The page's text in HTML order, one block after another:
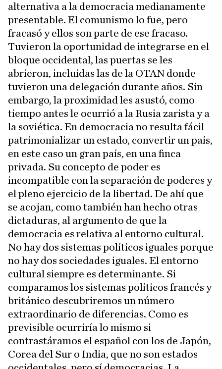
alternativa a la democracia medianamente
presentable. El comunismo lo fue, pero
fracasó y ellos son parte de ese fracaso.
Tuvieron la oportunidad de integrarse en el
bloque occidental, las puertas se les
abrieron, incluidas las de la OTAN donde
tuvieron una delegación durante años. Sin
embargo, la proximidad les asustó, como
tiempo antes le ocurrió a la Rusia zarista y a
la soviética. En democracia no resulta fácil
patrimonializar un estado, convertir un país,
en este caso un gran país, en una finca
privada. Su concepto de poder es
incompatible con la separación de poderes y
el pleno ejercicio de la libertad. De ahí que
se acojan, como también han hecho otras
dictaduras, al argumento de que la
democracia es relativa al entorno cultural.
No hay dos sistemas políticos iguales porque
no hay dos sociedades iguales. El entorno
cultural siempre es determinante. Si
comparamos los sistemas políticos francés y
británico descubriremos un número
extraordinario de diferencias. Como es
previsible ocurriría lo mismo si
contrastáramos el español con los de Japón,
Corea del Sur o India, que no son estados